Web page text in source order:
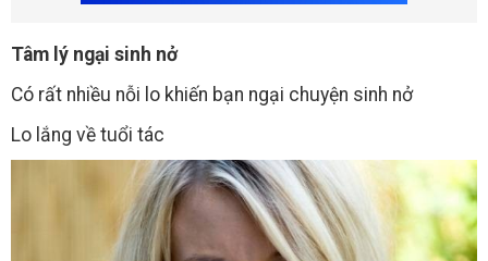
Tâm lý ngại sinh nở
Có rất nhiều nỗi lo khiến bạn ngại chuyện sinh nở
Lo lắng về tuổi tác